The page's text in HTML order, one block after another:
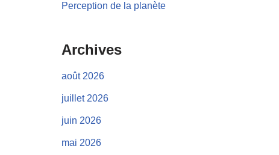
Perception de la planète
Archives
août 2026
juillet 2026
juin 2026
mai 2026